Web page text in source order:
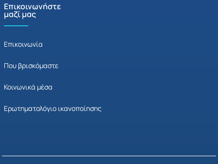
Επικοινωνήστε
μαζί μας
Επικοινωνία
Που βρισκόμαστε
Κοινωνικά μέσα
Ερωτηματολόγιο ικανοποίησης